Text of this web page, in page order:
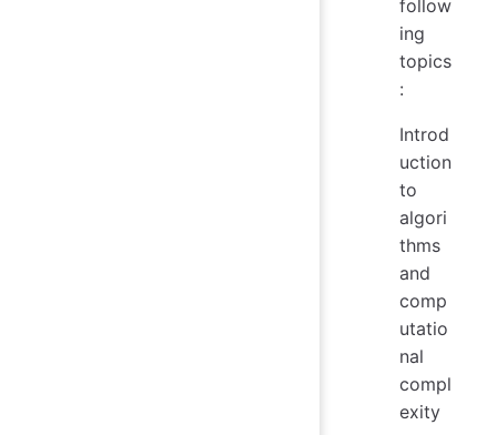
follow
ing
topics
:
Introd
uction
to
algori
thms
and
comp
utatio
nal
compl
exity